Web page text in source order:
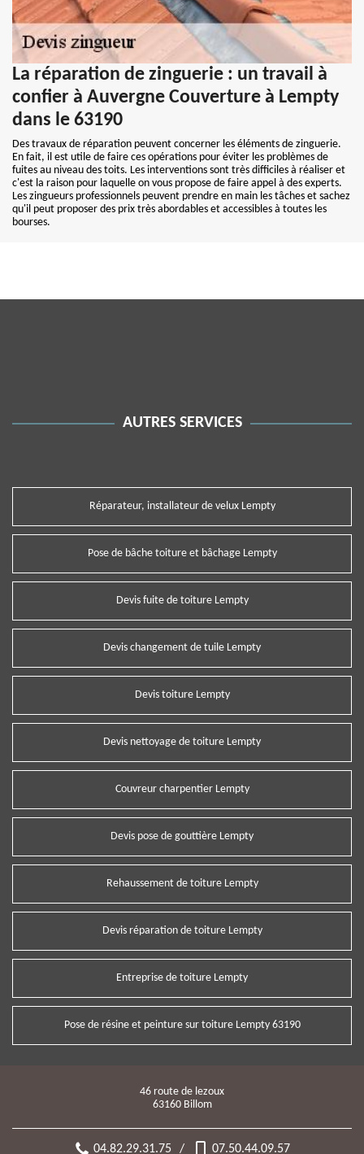
La réparation de zinguerie : un travail à
confier à Auvergne Couverture à Lempty
dans le 63190
Des travaux de réparation peuvent concerner les éléments de zinguerie.
En fait, il est utile de faire ces opérations pour éviter les problèmes de
fuites au niveau des toits. Les interventions sont très difficiles à réaliser et
c'est la raison pour laquelle on vous propose de faire appel à des experts.
Les zingueurs professionnels peuvent prendre en main les tâches et sachez
qu'il peut proposer des prix très abordables et accessibles à toutes les
bourses.
AUTRES SERVICES
Réparateur, installateur de velux Lempty
Pose de bâche toiture et bâchage Lempty
Devis fuite de toiture Lempty
Devis changement de tuile Lempty
Devis toiture Lempty
Devis nettoyage de toiture Lempty
Couvreur charpentier Lempty
Devis pose de gouttière Lempty
Rehaussement de toiture Lempty
Devis réparation de toiture Lempty
Entreprise de toiture Lempty
Pose de résine et peinture sur toiture Lempty 63190
46 route de lezoux
63160 Billom
04.82.29.31.75 / 07.50.44.09.57